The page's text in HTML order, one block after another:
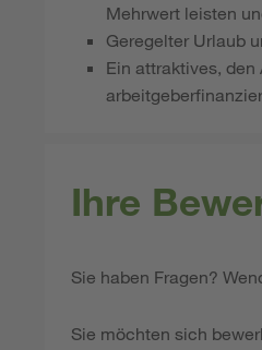
Mehrwert leisten
Geregelter Urlaub
Ein attraktives,
Ihre
Sie haben Fragen?
Sie möchten sich